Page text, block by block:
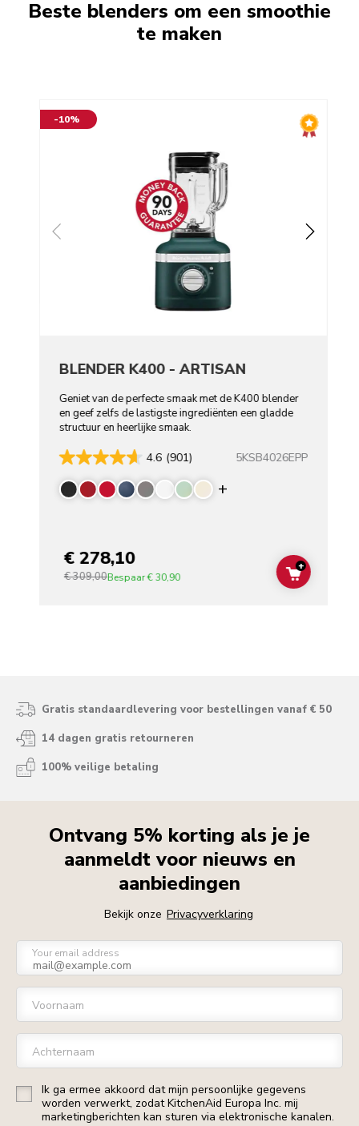
Beste blenders om een smoothie
te maken
-10%
BLENDER K400 - ARTISAN
Geniet van de perfecte smaak met de K400 blender
en geef zelfs de lastigste ingrediënten een gladde
structuur en heerlijke smaak.
4.6 (901) 5KSB4026EPP
Display more
€ 278,10
€ 309,00Bespaar€ 30,90 ADD TO
+
Gratis standaardlevering voor bestellingen vanaf € 50
14 dagen gratis retourneren
100% veilige betaling
Ontvang 5% korting als je je
aanmeldt voor nieuws en
aanbiedingen
Bekijk onze Privacyverklaring
Your email address
Voornaam
Achternaam
Ik ga ermee akkoord dat mijn persoonlijke gegevens
worden verwerkt, zodat KitchenAid Europa Inc. mij
marketingberichten kan sturen via elektronische kanalen.